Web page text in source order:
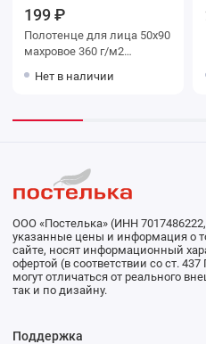
199 ₽
Полотенце для лица 50х90
махровое 360 г/м2
мануфактура
Нет в наличии
ООО «Постелька» (ИНН
указанные цены и информация о
сайте, носят информационный
офертой (в соответствии со ст.
могут отличаться от реального
так и по дизайну.
Поддержка